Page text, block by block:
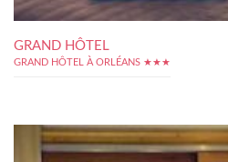
GRAND HÔTEL
GRAND HÔTEL À ORLÉANS ★★★